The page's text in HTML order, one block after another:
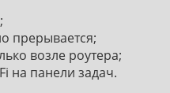
прерывается;
возле роутера;
на панели задач.